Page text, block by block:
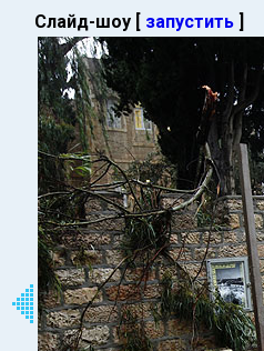
Слайд-шоу [ запустить ]